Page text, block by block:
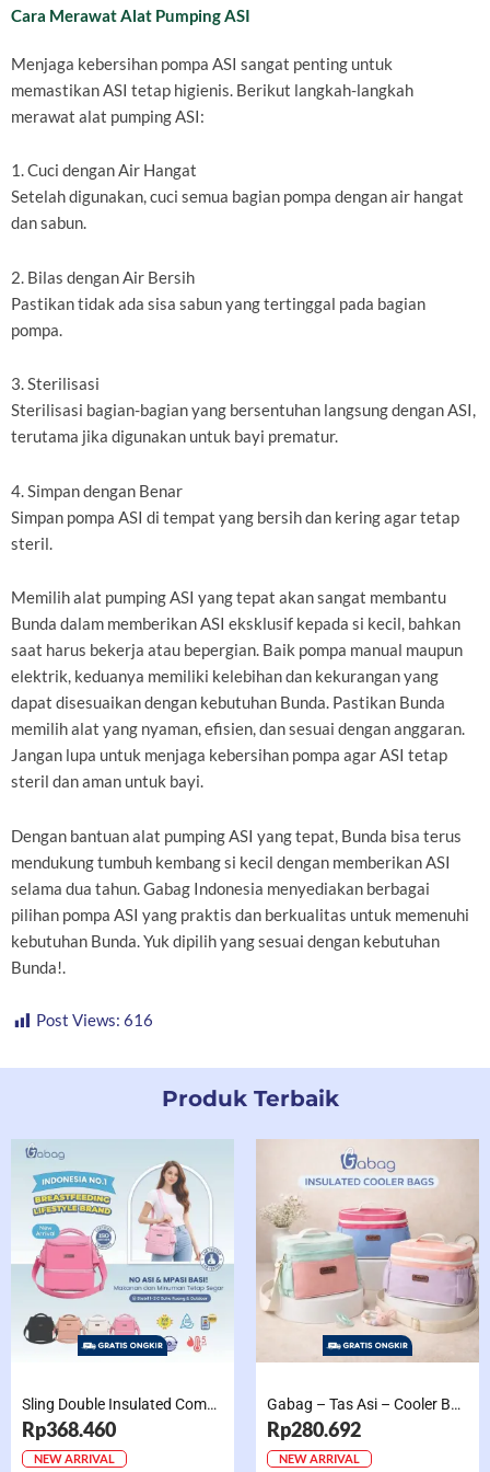
Cara Merawat Alat Pumping ASI
Menjaga kebersihan pompa ASI sangat penting untuk
memastikan ASI tetap higienis. Berikut langkah-langkah
merawat alat pumping ASI:
1. Cuci dengan Air Hangat
Setelah digunakan, cuci semua bagian pompa dengan air hangat
dan sabun.
2. Bilas dengan Air Bersih
Pastikan tidak ada sisa sabun yang tertinggal pada bagian
pompa.
3. Sterilisasi
Sterilisasi bagian-bagian yang bersentuhan langsung dengan ASI,
terutama jika digunakan untuk bayi prematur.
4. Simpan dengan Benar
Simpan pompa ASI di tempat yang bersih dan kering agar tetap
steril.
Memilih alat pumping ASI yang tepat akan sangat membantu
Bunda dalam memberikan ASI eksklusif kepada si kecil, bahkan
saat harus bekerja atau bepergian. Baik pompa manual maupun
elektrik, keduanya memiliki kelebihan dan kekurangan yang
dapat disesuaikan dengan kebutuhan Bunda. Pastikan Bunda
memilih alat yang nyaman, efisien, dan sesuai dengan anggaran.
Jangan lupa untuk menjaga kebersihan pompa agar ASI tetap
steril dan aman untuk bayi.
Dengan bantuan alat pumping ASI yang tepat, Bunda bisa terus
mendukung tumbuh kembang si kecil dengan memberikan ASI
selama dua tahun. Gabag Indonesia menyediakan berbagai
pilihan pompa ASI yang praktis dan berkualitas untuk memenuhi
kebutuhan Bunda. Yuk dipilih yang sesuai dengan kebutuhan
Bunda!.
Post Views: 616
Produk Terbaik
Sling Double Insulated Compartment Cappucino Black, Creamy, Salem, Chocolate
Rp368.460
NEW ARRIVAL
Gabag – Tas Asi – Cooler Bag Sling Single Compartment Mint Grape Bubble
Rp280.692
NEW ARRIVAL